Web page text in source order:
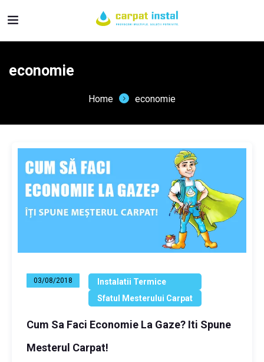
economie
Home economie
03/08/2018
Instalatii Termice
Sfatul Mesterului Carpat
Cum Sa Faci Economie La Gaze? Iti Spune
Mesterul Carpat!